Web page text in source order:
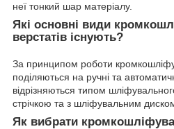
неї тонкий шар матеріалу.
Які основні види
верстатів існують?
За принципом роботи
поділяються на ручні та
відрізняються типом
стрічкою та з шліфувальним
Як вибрати